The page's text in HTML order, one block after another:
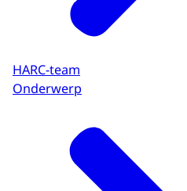
HARC-team
Onderwerp